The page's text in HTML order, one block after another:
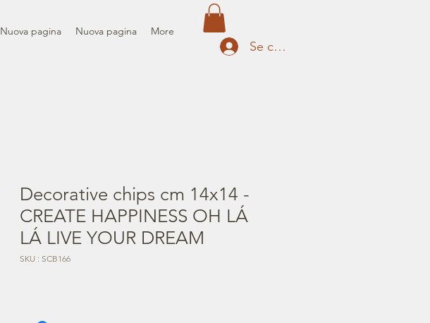
Nuova pagina Nuova pagina More
Se connecter
Decorative chips cm 14x14 -
CREATE HAPPINESS OH LÁ
LÁ LIVE YOUR DREAM
SKU : SCB166